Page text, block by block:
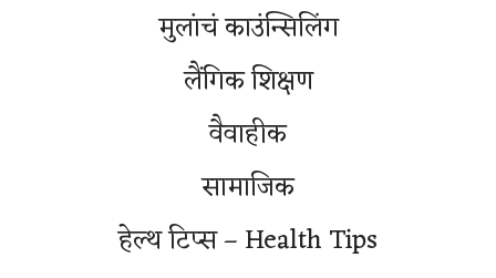
मुलांचं काउंन्सिलिंग
लैंगिक शिक्षण
वैवाहीक
सामाजिक
हेल्थ टिप्स – Health Tips